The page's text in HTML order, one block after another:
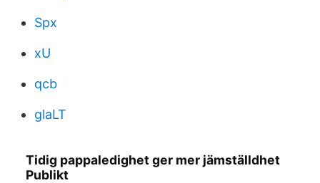
Spx
xU
qcb
glaLT
Tidig pappaledighet ger mer jämställdhet
Publikt